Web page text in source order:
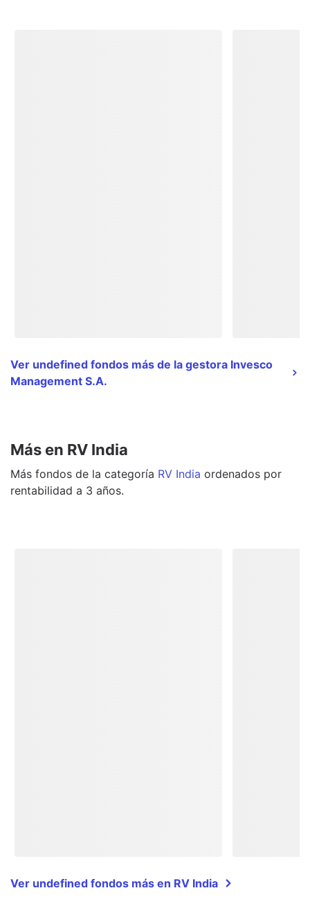
Ver undefined fondos más de la gestora Invesco
Management S.A.
Más en RV India
Más fondos de la categoría RV India ordenados por
rentabilidad a 3 años.
Ver undefined fondos más en RV India